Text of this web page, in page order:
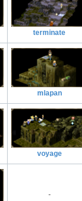
terminate
mlapan
voyage
-